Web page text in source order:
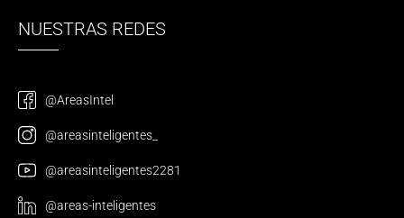
NUESTRAS REDES
@AreasIntel
@areasinteligentes_
@areasinteligentes2281
@areas-inteligentes